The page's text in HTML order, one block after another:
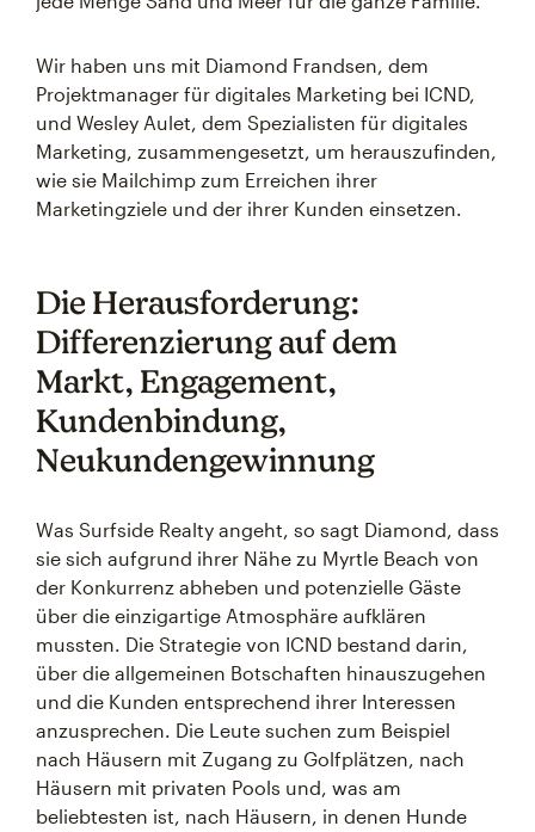
Wir haben uns mit Diamond Frandsen, dem
Projektmanager für digitales Marketing bei ICND,
und Wesley Aulet, dem Spezialisten für digitales
Marketing, zusammengesetzt, um herauszufinden,
wie sie Mailchimp zum Erreichen ihrer
Marketingziele und der ihrer Kunden einsetzen.
Die Herausforderung:
Differenzierung auf dem
Markt, Engagement,
Kundenbindung,
Neukundengewinnung
Was Surfside Realty angeht, so sagt Diamond, dass
sie sich aufgrund ihrer Nähe zu Myrtle Beach von
der Konkurrenz abheben und potenzielle Gäste
über die einzigartige Atmosphäre aufklären
mussten. Die Strategie von ICND bestand darin,
über die allgemeinen Botschaften hinauszugehen
und die Kunden entsprechend ihrer Interessen
anzusprechen. Die Leute suchen zum Beispiel
nach Häusern mit Zugang zu Golfplätzen, nach
Häusern mit privaten Pools und, was am
beliebtesten ist, nach Häusern, in denen Hunde